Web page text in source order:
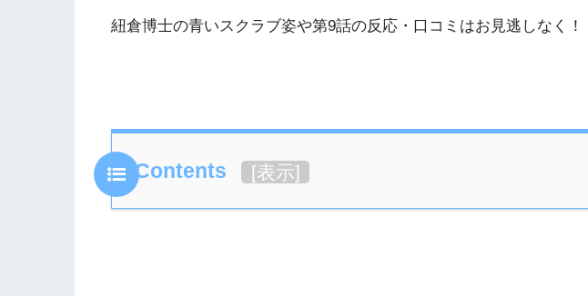
紐倉博士の青いスクラブ姿や第9話の反応・口コミはお見逃しなく！
Contents [表示]